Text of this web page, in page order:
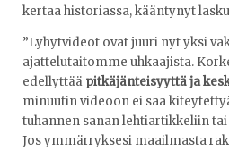
kertaa historiassa, kääntynyt
”Lyhytvideot ovat juuri nyt yksi
ajattelutaitomme uhkaajista.
edellyttää pitkäjänteisyyttä ja
minuutin videoon ei saa
tuhannen sanan lehtiartikkeliin
Jos ymmärryksesi maailmasta